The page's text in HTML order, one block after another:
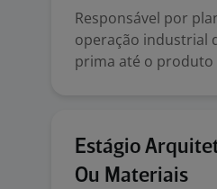
Responsável por
operação industrial
prima até o produto
Estágio
Ou Materiais